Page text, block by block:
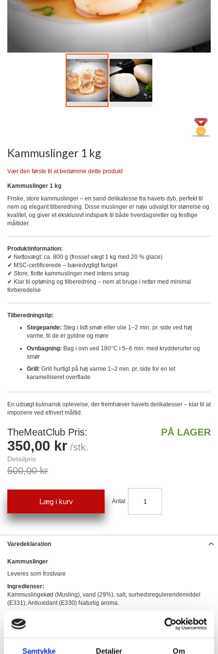
Samtykke Detaljer Om
Kammuslinger 1 kg
Vær den første til at bedømme dette produkt
Kammuslinger 1 kg
Friske, store kammuslinger – en sand delikatesse fra havets dyb, perfekt til
nem og elegant tilberedning. Disse muslinger er nøje udvalgt for størrelse og
kvalitet, og giver et eksklusivt indspark til både hverdagsretter og festlige
måltider.
Produktinformation:
✔ Nettovægt: ca. 800 g (frosset vægt 1 kg med 20 % glace)
✔ MSC-certificerede – bæredygtigt fanget
✔ Store, flotte kammuslinger med intens smag
✔ Klar til optøning og tilberedning – nem at bruge i retter med minimal
forberedelse
Tilberedningstip:
Stegepande: Steg i lidt smør eller olie 1–2 min. pr. side ved høj
varme, til de er gyldne og møre
Ovnbagning: Bag i ovn ved 180°C i 5–6 min. med krydderurter og
smør
Grill: Grill hurtigt på høj varme 1–2 min. pr. side for en let
karamelliseret overflade
En udsøgt kulinarisk oplevelse, der fremhæver havets delikatesser – klar til at
imponere ved ethvert måltid.
TheMeatClub Pris
350,00 kr /stk.
Detailpris
500,00 kr
PÅ LAGER
Antal
Læg i kurv
Varedeklaration
Kammuslinger
Leveres som frostvare
Ingredienser:
Kammuslingekød (Musling), vand (29%), salt, surhedsregulerendemiddel
(E331), Antioxidant (E330) Naturlig aroma.
Næringsindhold pr 100g.